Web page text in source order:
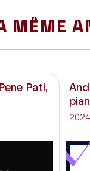
MÊME
Pati,
2024